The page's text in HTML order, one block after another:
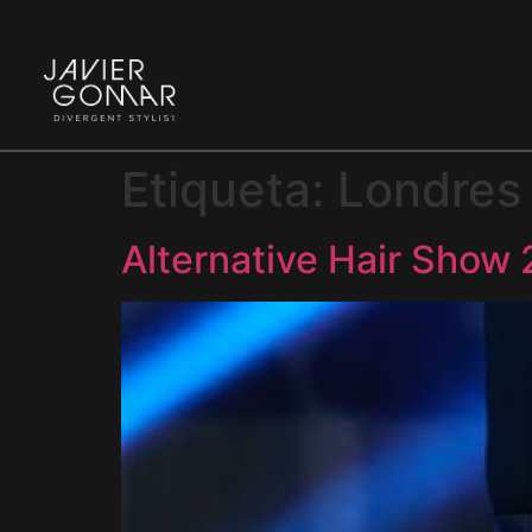
Etiqueta: Londres
Alternative Hair Show